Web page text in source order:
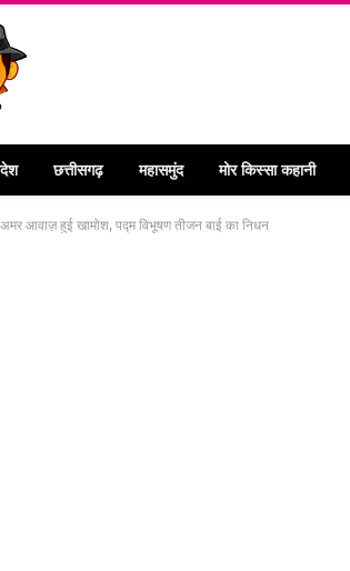
छत्तीसगढ़ महासमुंद मोर किस्सा कहानी
अमर आवाज़ हुई खामोश, पद्म विभूषण तीजन बाई का निधन